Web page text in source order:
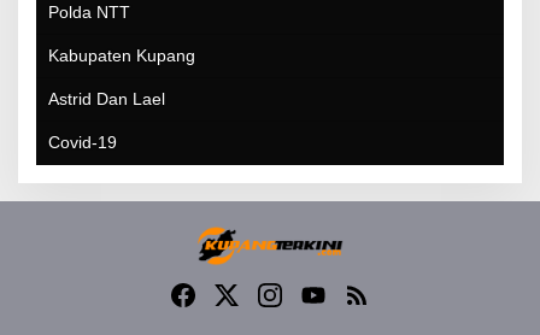
Polda NTT
Kabupaten Kupang
Astrid Dan Lael
Covid-19